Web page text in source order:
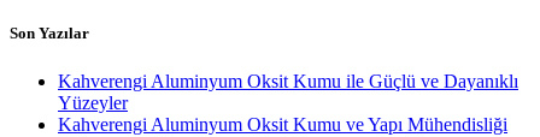
Son Yazılar
Kahverengi Aluminyum Oksit Kumu ile Güçlü ve Dayanıklı
Yüzeyler
Kahverengi Aluminyum Oksit Kumu ve Yapı Mühendisliği